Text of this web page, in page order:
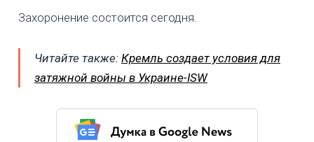
Захоронение состоится сегодня.
Читайте также: Кремль создает условия для
затяжной войны в Украине-ISW